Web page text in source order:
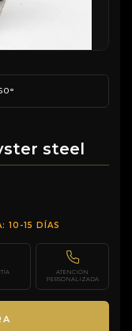
steel
10-15 DÍAS
ATENCIÓN
PERSONALIZADA